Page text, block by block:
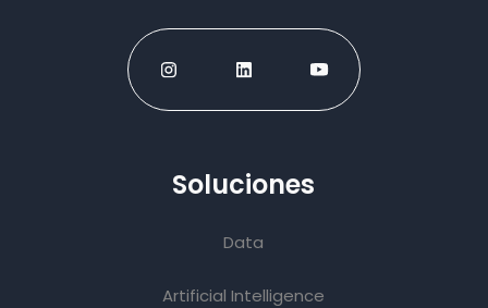
Soluciones
Data
Artificial Intelligence